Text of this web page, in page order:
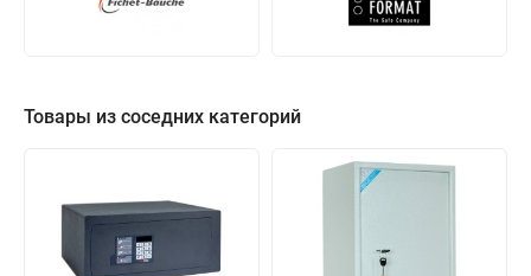
Товары из соседних категорий